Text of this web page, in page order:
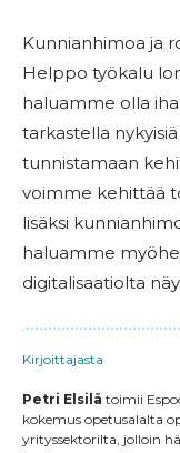
Kunnianhimoa ja
Helppo työkalu
haluamme olla
tarkastella
tunnistamaan
voimme kehittää
lisäksi
haluamme
digitalisaatiolta
Kirjoittajasta
Petri Elsilä toimii
kokemus opetusalalta
yrityssektorilta, jolloin